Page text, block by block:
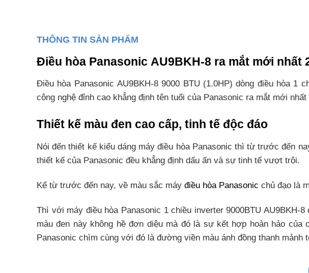
THÔNG TIN SẢN PHẨM
Điều hòa Panasonic AU9BKH-8 ra mắt mới nhất
Điều hòa Panasonic AU9BKH-8 9000 BTU (1.0HP) dòng điều hòa
công nghệ đỉnh cao khẳng định tên tuổi của Panasonic ra mắt mới nhất
Thiết kế màu đen cao cấp, tinh tế độc đáo
Nói đến thiết kế kiểu dáng máy điều hòa Panasonic thì từ trước đến
thiết kế của Panasonic đều khẳng định dấu ấn và sự tinh tế vượt trội.
Kể từ trước đến nay, về màu sắc máy điều hòa Panasonic chủ đạo là
Thì với máy điều hòa Panasonic 1 chiều inverter 9000BTU
màu đen này không hề đơn diệu mà đó là sự kết hợp hoàn hảo
Panasonic chìm cùng với đó là đường viền màu ánh đồng thanh mảnh